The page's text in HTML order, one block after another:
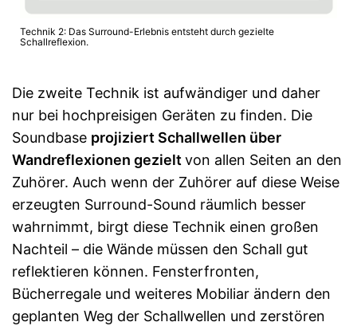
Technik 2: Das Surround-Erlebnis entsteht durch gezielte
Schallreflexion.
Die zweite Technik ist aufwändiger und daher
nur bei hochpreisigen Geräten zu finden. Die
Soundbase projiziert Schallwellen über
Wandreflexionen gezielt von allen Seiten an den
Zuhörer. Auch wenn der Zuhörer auf diese Weise
erzeugten Surround-Sound räumlich besser
wahrnimmt, birgt diese Technik einen großen
Nachteil – die Wände müssen den Schall gut
reflektieren können. Fensterfronten,
Bücherregale und weiteres Mobiliar ändern den
geplanten Weg der Schallwellen und zerstören